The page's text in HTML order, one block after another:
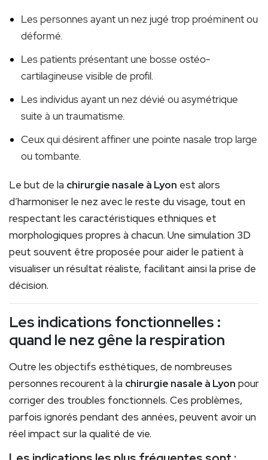
Les personnes ayant un nez jugé trop proéminent ou
déformé.
Les patients présentant une bosse ostéo-
cartilagineuse visible de profil.
Les individus ayant un nez dévié ou asymétrique
suite à un traumatisme.
Ceux qui désirent affiner une pointe nasale trop large
ou tombante.
Le but de la chirurgie nasale à Lyon est alors
d’harmoniser le nez avec le reste du visage, tout en
respectant les caractéristiques ethniques et
morphologiques propres à chacun. Une simulation 3D
peut souvent être proposée pour aider le patient à
visualiser un résultat réaliste, facilitant ainsi la prise de
décision.
Les indications fonctionnelles :
quand le nez gêne la respiration
Outre les objectifs esthétiques, de nombreuses
personnes recourent à la chirurgie nasale à Lyon pour
corriger des troubles fonctionnels. Ces problèmes,
parfois ignorés pendant des années, peuvent avoir un
réel impact sur la qualité de vie.